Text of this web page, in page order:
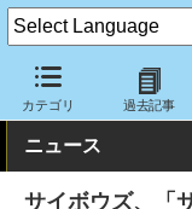
カテゴリ 過去記事
クラウド Watch サー
ニュース
サイボウズ、「